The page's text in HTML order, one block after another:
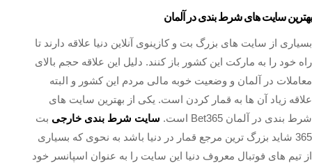
بهترین سایت های شرط بندی در آلمان
بسیاری از سایت های بزرگ بت و کازینوی آنلاین دنیا علاقه دارند تا
راه خود را به مارکت این کشور باز کنند. دلیل این علاقه حجم بالای
معاملات در آلمان و وضعیت خوبه مالی مردم این کشور و البته
علاقه زیاد آن ها به قمار کردن است. یکی از بهترین سایت های
شرط بندی در آلمان Bet365 است.
سایت شرط بندی خارجی بت
365 شاید بزرگ ترین مرجع قمار در دنیا باشد به نحوی که بسیاری
از تیم های فوتبال معروف دنیا این سایت را به عنوان اسپانسر خود